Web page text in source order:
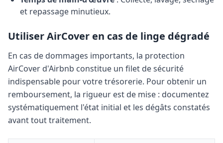
et repassage minutieux.
Utiliser AirCover en cas de linge dégradé
En cas de dommages importants, la protection
AirCover d'Airbnb constitue un filet de sécurité
indispensable pour votre trésorerie. Pour obtenir un
remboursement, la rigueur est de mise : documentez
systématiquement l'état initial et les dégâts constatés
avant tout traitement.